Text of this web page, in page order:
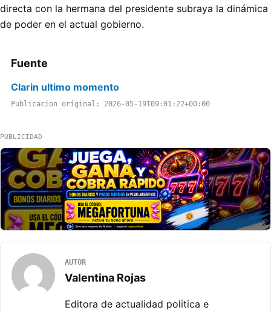
directa con la hermana del presidente subraya la dinámica
de poder en el actual gobierno.
Fuente
Clarin ultimo momento
Publicacion original: 2026-05-19T09:01:22+00:00
PUBLICIDAD
AUTOR
Valentina Rojas
Editora de actualidad politica e